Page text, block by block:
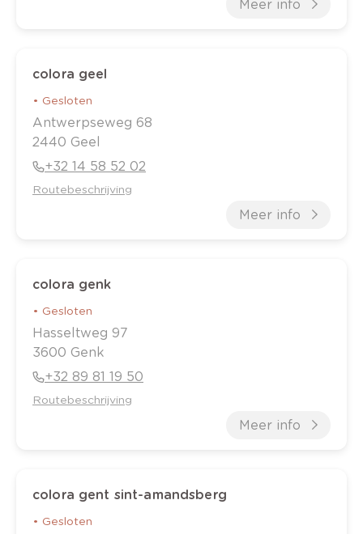
Meer info
colora geel
• Gesloten
Antwerpseweg 68
2440 Geel
+32 14 58 52 02
Routebeschrijving
Meer info
colora genk
• Gesloten
Hasseltweg 97
3600 Genk
+32 89 81 19 50
Routebeschrijving
Meer info
colora gent sint-amandsberg
• Gesloten